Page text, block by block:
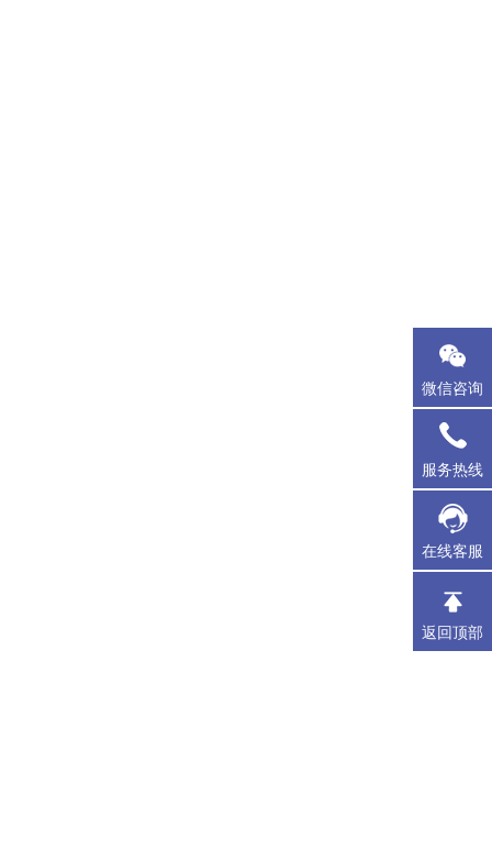
微信咨询
服务热线
在线客服
返回顶部